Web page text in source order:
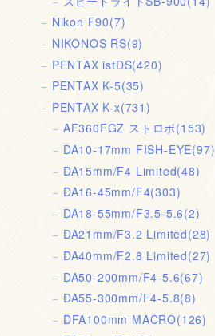
Nikon F90(7)
NIKONOS RS(9)
PENTAX istDS(420)
PENTAX K-5(35)
PENTAX K-x(731)
AF360FGZ ストロボ(153)
DA10-17mm FISH-EYE(97)
DA15mm/F4 Limited(48)
DA16-45mm/F4(303)
DA18-55mm/F3.5-5.6(2)
DA21mm/F3.2 Limited(28)
DA40mm/F2.8 Limited(27)
DA50-200mm/F4-5.6(67)
DA55-300mm/F4-5.8(8)
DFA100mm MACRO(126)